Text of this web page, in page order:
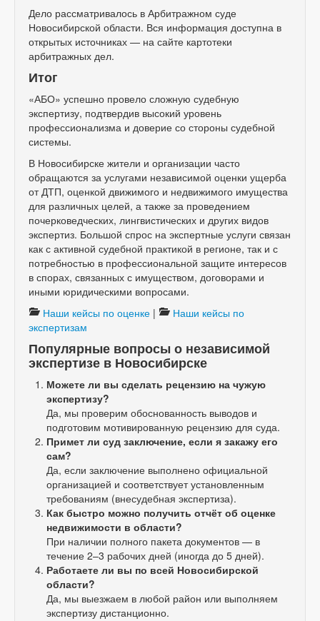
Дело рассматривалось в Арбитражном суде
Новосибирской области. Вся информация доступна в
открытых источниках — на сайте картотеки
арбитражных дел.
Итог
«АБО» успешно провело сложную судебную
экспертизу, подтвердив высокий уровень
профессионализма и доверие со стороны судебной
системы.
В Новосибирске жители и организации часто
обращаются за услугами независимой оценки ущерба
от ДТП, оценкой движимого и недвижимого имущества
для различных целей, а также за проведением
почерковедческих, лингвистических и других видов
экспертиз. Большой спрос на экспертные услуги связан
как с активной судебной практикой в регионе, так и с
потребностью в профессиональной защите интересов
в спорах, связанных с имуществом, договорами и
иными юридическими вопросами.
Наши кейсы по оценке |
Наши кейсы по
экспертизам
Популярные вопросы о независимой
экспертизе в Новосибирске
Можете ли вы сделать рецензию на чужую
экспертизу?
Да, мы проверим обоснованность выводов и
подготовим мотивированную рецензию для суда.
Примет ли суд заключение, если я закажу его
сам?
Да, если заключение выполнено официальной
организацией и соответствует установленным
требованиям (внесудебная экспертиза).
Как быстро можно получить отчёт об оценке
недвижимости в области?
При наличии полного пакета документов — в
течение 2–3 рабочих дней (иногда до 5 дней).
Работаете ли вы по всей Новосибирской
области?
Да, мы выезжаем в любой район или выполняем
экспертизу дистанционно.